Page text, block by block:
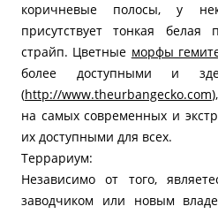
коричневые полосы, у
присутствует тонкая
страйп. Цветные морфы
более доступными и
(http://www.theurbangecko.com
на самых современных и
их доступными для всех.
Террариум:
Независимо от того,
заводчиком или новым